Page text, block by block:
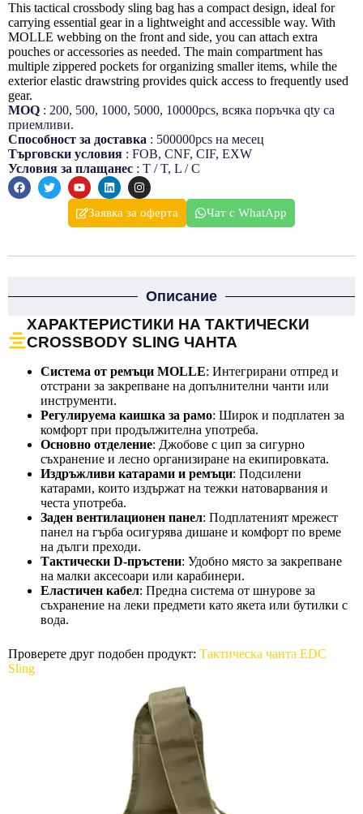
This tactical crossbody sling bag has a compact design, ideal for
carrying essential gear in a lightweight and accessible way. With
MOLLE webbing on the front and side, you can attach extra
pouches or accessories as needed. The main compartment has
multiple zippered pockets for organizing smaller items, while the
exterior elastic drawstring provides quick access to frequently used
gear.
MOQ : 200, 500, 1000, 5000, 10000pcs, всяка поръчка qty са
приемливи.
Способност за доставка : 500000pcs на месец
Търговски условия : FOB, CNF, CIF, EXW
Условия за плащанеc : T / T, L / C
Заявка за оферта Чат с WhatApp
Описание
ХАРАКТЕРИСТИКИ НА ТАКТИЧЕСКИ
CROSSBODY SLING ЧАНТА
Система от ремъци MOLLE: Интегрирани отпред и
отстрани за закрепване на допълнителни чанти или
инструменти.
Регулируема каишка за рамо: Широк и подплатен за
комфорт при продължителна употреба.
Основно отделение: Джобове с цип за сигурно
съхранение и лесно организиране на екипировката.
Издръжливи катарами и ремъци: Подсилени
катарами, които издържат на тежки натоварвания и
честа употреба.
Заден вентилационен панел: Подплатеният мрежест
панел на гърба осигурява дишане и комфорт по време
на дълги преходи.
Тактически D-пръстени: Удобно място за закрепване
на малки аксесоари или карабинери.
Еластичен кабел: Предна система от шнурове за
съхранение на леки предмети като якета или бутилки с
вода.
Проверете друг подобен продукт: Тактическа чанта EDC
Sling